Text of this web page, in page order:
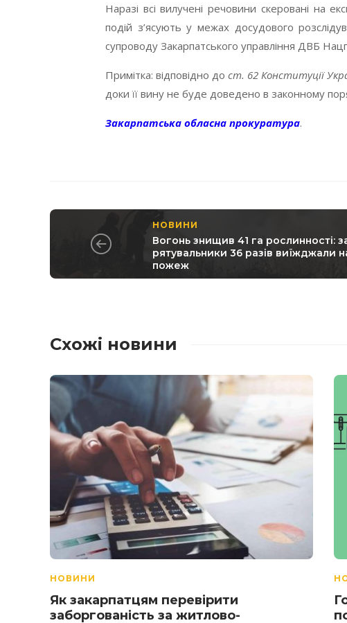
Наразі всі вилучені речовини скеровані на
подій з’ясують у межах досудового
супроводу Закарпатського управління ДВБ
Примітка: відповідно до ст. 62 Конституції
доки її вину не буде доведено в законному
Закарпатська обласна прокуратура.
НОВИНИ
Вогонь знищив 41 га рослинності:
рятувальники 36 разів виїжджали
пожеж
Схожі новини
НОВИНИ
Як закарпатцям перевірити
заборгованість за житлово-